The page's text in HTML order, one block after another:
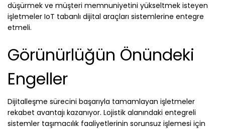
düşürmek ve müşteri memnuniyetini yükseltmek isteyen
işletmeler IoT tabanlı dijital araçları sistemlerine entegre
etmeli.
Görünürlüğün Önündeki
Engeller
Dijitalleşme sürecini başarıyla tamamlayan işletmeler
rekabet avantajı kazanıyor. Lojistik alanındaki entegreli
sistemler taşımacılık faaliyetlerinin sorunsuz işlemesi için